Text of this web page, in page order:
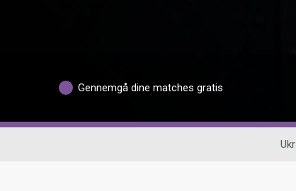
Gennemgå dine matches gratis